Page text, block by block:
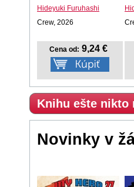
Hideyuki Furuhashi
Crew, 2026
Cena od: 9,24 €
Knihu ešte nikto
Novinky v